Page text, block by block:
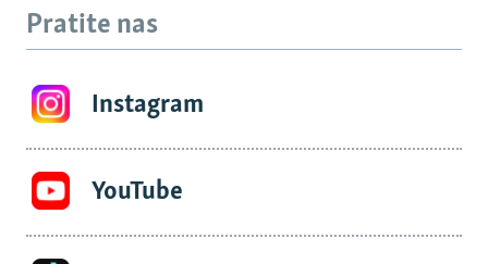
Pratite nas
Instagram
YouTube